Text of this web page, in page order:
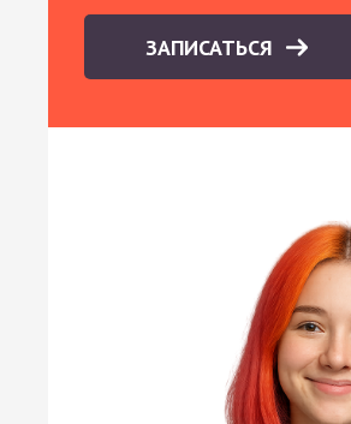
ЗАПИСАТЬСЯ